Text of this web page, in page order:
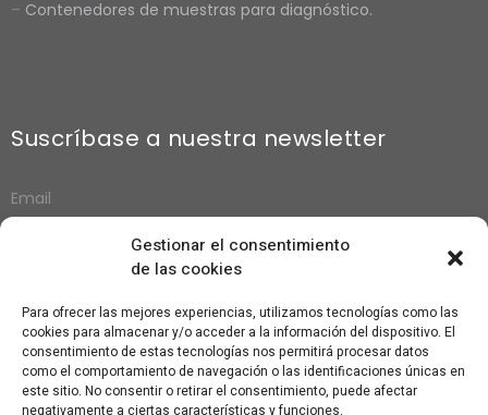
Gestionar el consentimiento
de las cookies
Para ofrecer las mejores experiencias, utilizamos tecnologías como las
cookies para almacenar y/o acceder a la información del dispositivo. El
consentimiento de estas tecnologías nos permitirá procesar datos
como el comportamiento de navegación o las identificaciones únicas en
este sitio. No consentir o retirar el consentimiento, puede afectar
negativamente a ciertas características y funciones.
– Contenedores de muestras para diagnóstico.
Suscríbase a nuestra newsletter
Suscribirse